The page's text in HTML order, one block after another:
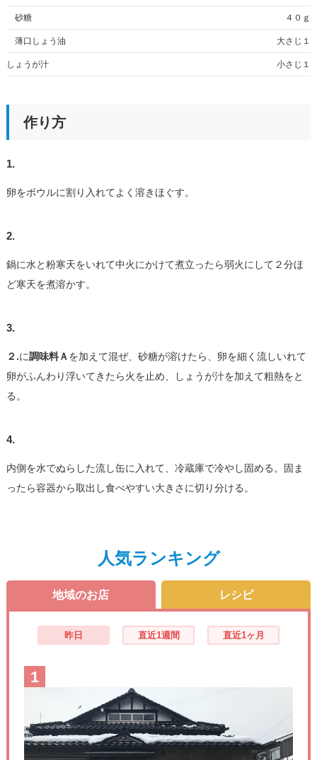
砂糖 ４０ｇ
薄口しょう油 大さじ１
しょうが汁 小さじ１
作り方
1.
卵をボウルに割り入れてよく溶きほぐす。
2.
鍋に水と粉寒天をいれて中火にかけて煮立ったら弱火にして２分ほ
ど寒天を煮溶かす。
3.
２.に調味料Ａ を加えて混ぜ、砂糖が溶けたら、卵を細く流しいれて
卵がふんわり浮いてきたら火を止め、しょうが汁を加えて粗熱をと
る。
4.
内側を水でぬらした流し缶に入れて、冷蔵庫で冷やし固める。固ま
ったら容器から取出し食べやすい大きさに切り分ける。
人気ランキング
地域のお店 レシピ
昨日 直近1週間 直近1ヶ月
1